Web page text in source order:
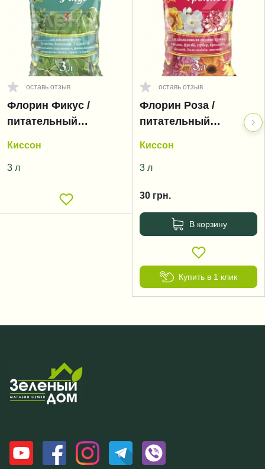
оставь отзыв
Флорин Фикус /
питательный
Киссон
3 л
оставь отзыв
Флорин Роза /
питательный
Киссон
3 л
30 грн.
В корзину
Купить в 1 клик